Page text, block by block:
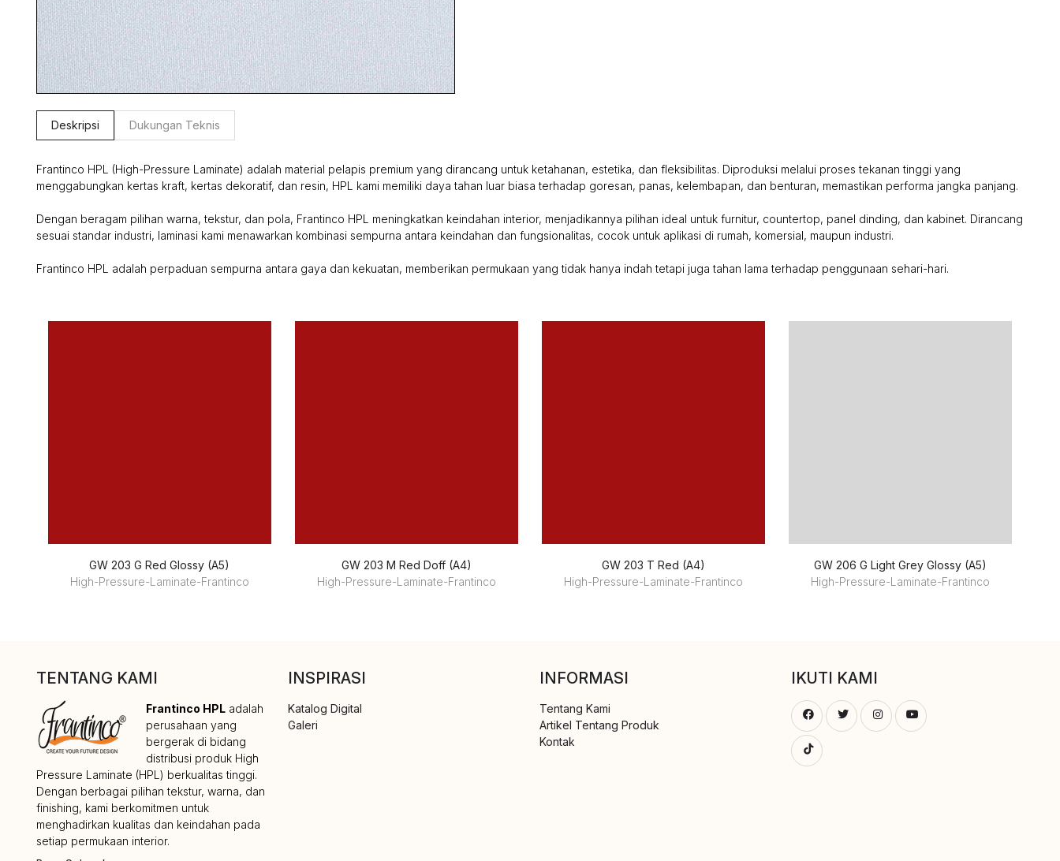
Deskripsi Dukungan Teknis
Frantinco HPL (High-Pressure Laminate) adalah material pelapis premium yang dirancang untuk ketahanan, estetika, dan fleksibilitas. Diproduksi melalui proses tekanan tinggi yang
menggabungkan kertas kraft, kertas dekoratif, dan resin, HPL kami memiliki daya tahan luar biasa terhadap goresan, panas, kelembapan, dan benturan, memastikan performa jangka panjang.
Dengan beragam pilihan warna, tekstur, dan pola, Frantinco HPL meningkatkan keindahan interior, menjadikannya pilihan ideal untuk furnitur, countertop, panel dinding, dan kabinet. Dirancang
sesuai standar industri, laminasi kami menawarkan kombinasi sempurna antara keindahan dan fungsionalitas, cocok untuk aplikasi di rumah, komersial, maupun industri.
Frantinco HPL adalah perpaduan sempurna antara gaya dan kekuatan, memberikan permukaan yang tidak hanya indah tetapi juga tahan lama terhadap penggunaan sehari-hari.
GW 203 G Red Glossy (A5)
High-Pressure-Laminate-Frantinco
GW 203 M Red Doff (A4)
High-Pressure-Laminate-Frantinco
GW 203 T Red (A4)
High-Pressure-Laminate-Frantinco
GW 206 G Light Grey Glossy (A5)
High-Pressure-Laminate-Frantinco
TENTANG KAMI
Frantinco HPLadalah
perusahaan yang
bergerak di bidang
distribusi produk High
Pressure Laminate (HPL) berkualitas tinggi.
Dengan berbagai pilihan tekstur, warna, dan
finishing, kami berkomitmen untuk
menghadirkan kualitas dan keindahan pada
setiap permukaan interior.
INSPIRASI
Katalog Digital
Galeri
INFORMASI
Tentang Kami
Artikel Tentang Produk
Kontak
IKUTI KAMI